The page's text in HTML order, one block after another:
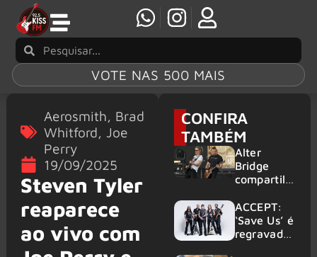
VOTE NAS 500 MAIS
Aerosmith, Brad
Whitford, Joe
Perry
19/09/2025
Steven Tyler
reaparece
ao vivo com
CONFIRA
TAMBÉM
Alter
Bridge
compartilh
vivo de
“Fortress”
gravada
ACCEPT:
‘Save Us’ é
regravada